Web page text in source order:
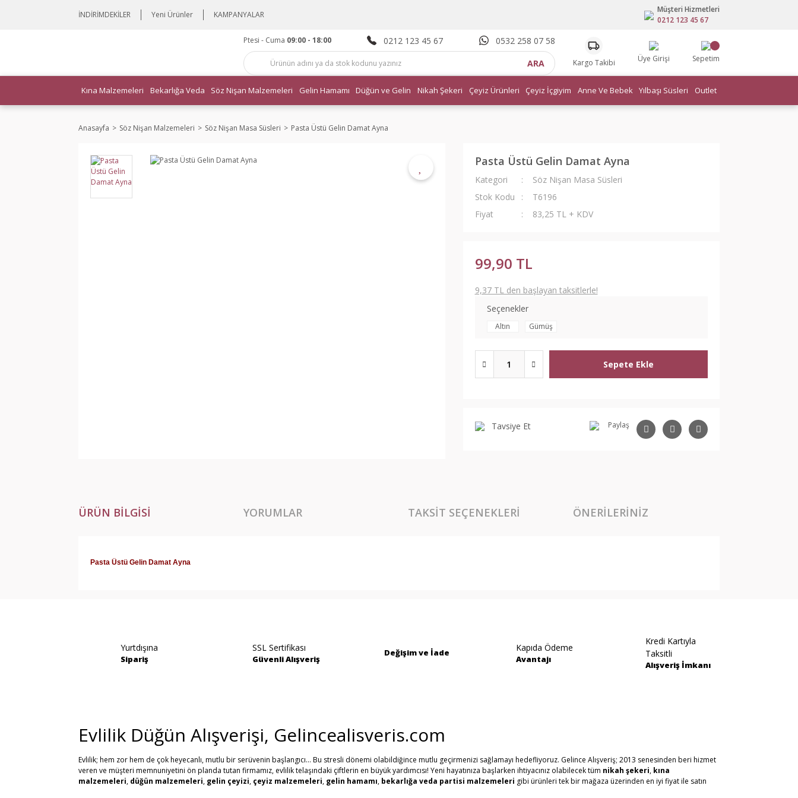
İNDİRİMDEKİLER Yeni Ürünler KAMPANYALAR
Müşteri Hizmetleri
0212 123 45 67
Ptesi - Cuma 09:00 - 18:00 0212 123 45 67 0532 258 07 58
ARA Kargo Takibi Üye Girişi Sepetim
Kına Malzemeleri Bekarlığa Veda Söz Nişan Malzemeleri Gelin Hamamı Düğün ve Gelin Nikah Şekeri Çeyiz Ürünleri Çeyiz İçgiyim Anne Ve Bebek Yılbaşı Süsleri Outlet
Anasayfa Söz Nişan Malzemeleri Söz Nişan Masa Süsleri Pasta Üstü Gelin Damat Ayna
Pasta Üstü Gelin Damat Ayna
Kategori
Söz Nişan Masa Süsleri
Stok Kodu
T6196
Fiyat
83,25 TL + KDV
99,90 TL
9,37 TL den başlayan taksitlerle!
Seçenekler
Altın Gümüş
Sepete Ekle
Tavsiye Et Paylaş
ÜRÜN BILGISI YORUMLAR TAKSIT SEÇENEKLERI ÖNERILERINIZ
Pasta Üstü Gelin Damat Ayna
Ürün açıklamasında eksik bilgiler bulunuyor.
Ürün bilgilerinde hatalar bulunuyor.
Gönder
Yurtdışına
Sipariş
SSL Sertifikası
Güvenli Alışveriş
Değişim ve İade Kapıda Ödeme
Avantajı
Kredi Kartıyla
Taksitli
Alışveriş İmkanı
Evlilik Düğün Alışverişi, Gelincealisveris.com
Evlilik; hem zor hem de çok heyecanlı, mutlu bir serüvenin başlangıcı... Bu stresli dönemi olabildiğince mutlu geçirmenizi sağlamayı hedefliyoruz. Gelince Alışveriş; 2013 senesinden beri hizmet
veren ve müşteri memnuniyetini ön planda tutan firmamız, evlilik telaşındaki çiftlerin en büyük yardımcısı! Yeni hayatınıza başlarken ihtiyacınız olabilecek tüm nikah şekeri, kına
malzemeleri, düğün malzemeleri, gelin çeyizi, çeyiz malzemeleri, gelin hamamı, bekarlığa veda partisi malzemeleri gibi ürünleri tek bir mağaza üzerinden en iyi fiyat ile satın